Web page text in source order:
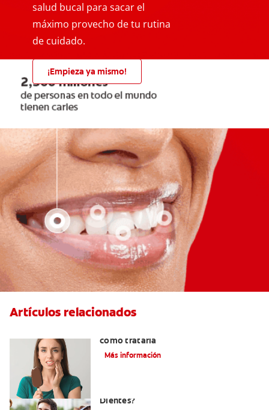
salud bucal para sacar el
máximo provecho de tu rutina
de cuidado.
¡Empieza ya mismo!
Artículos relacionados
cómo tratarla
Más información
Dientes?